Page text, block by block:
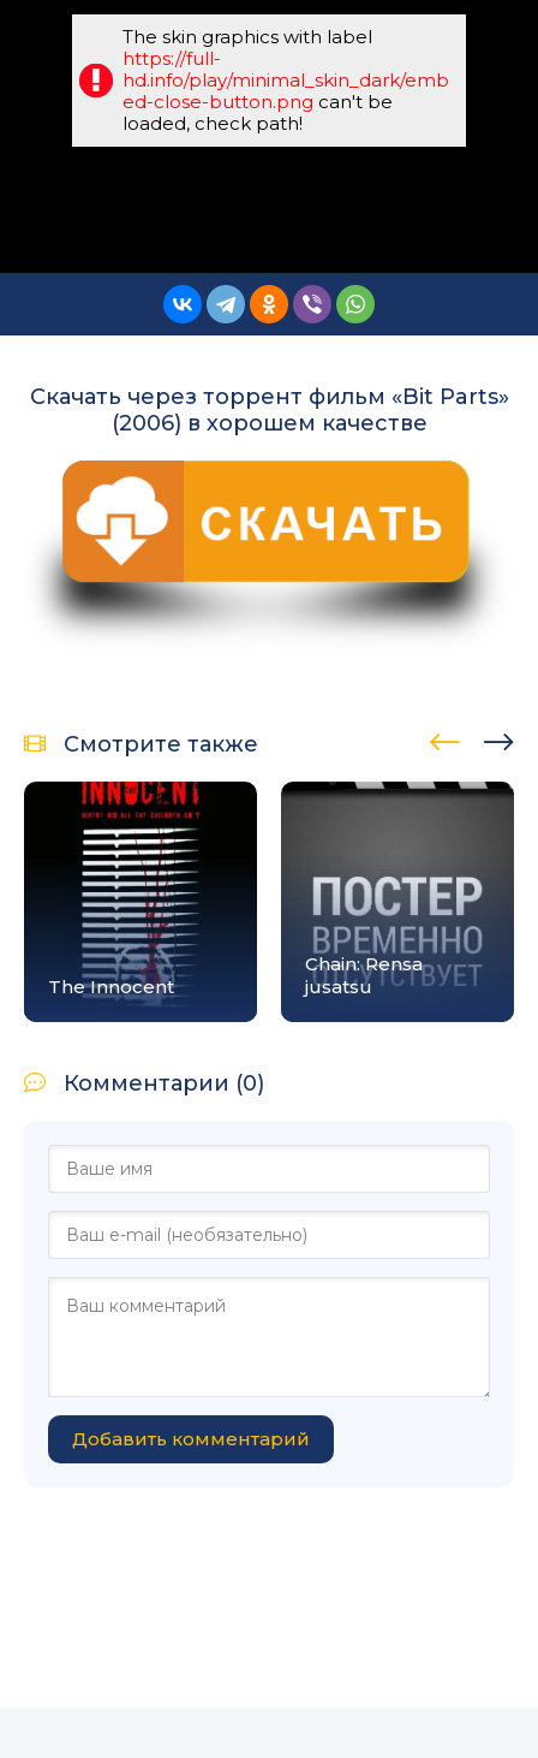
The skin graphics with label
https://full-
hd.info/play/minimal_skin_dark/emb
ed-close-button.png can't be
loaded, check path!
Скачать через торрент фильм «Bit Parts»
(2006) в хорошем качестве
Смотрите также
The Innocent
Chain: Rensa
jusatsu
Комментарии (0)
Добавить комментарий